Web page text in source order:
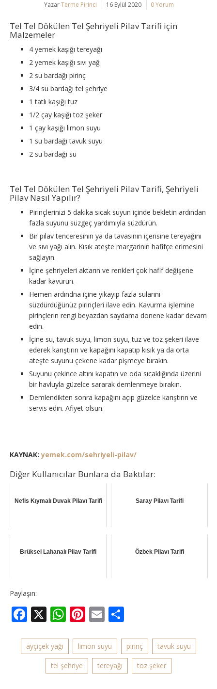
YazarTerme Pirinci 16 Eylül 2020 0 Yorum
Tel Tel Dökülen Tel Şehriyeli Pilav Tarifi için
Malzemeler
4 yemek kaşığı tereyağı
2 yemek kaşığı sıvı yağ
2 su bardağı pirinç
3/4 su bardağı tel şehriye
1 tatlı kaşığı tuz
1/2 çay kaşığı toz şeker
1 çay kaşığı limon suyu
1 su bardağı tavuk suyu
2 su bardağı su
Tel Tel Dökülen Tel Şehriyeli Pilav Tarifi, Şehriyeli
Pilav Nasıl Yapılır?
Pirinçlerinizi 5 dakika sıcak suyun içinde bekletin ardından
fazla suyunu süzgeç yardımıyla süzdürün.
Bir pilav tenceresinin ya da tavasının içerisine tereyağını
ve sıvı yağı alın. Kısık ateşte margarinin hafifçe erimesini
sağlayın.
İçine şehriyeleri aktarın ve renkleri çok hafif değişene
kadar kavurun.
Hemen ardındna içine yıkayıp fazla sularını
süzdürdüğünüz pirinçleri ilave edin. Kavurma işlemine
pirinçlerin rengi beyazdan saydama dönene kadar devam
edin.
İçine su, tavuk suyu, limon suyu, tuz ve toz şekeri ilave
ederek karıştırın ve kapağını kapatıp kısık ya da orta
ateşte suyunu çekene kadar pişmeye bırakın.
Suyunu çekince altını kapatın ve oda sıcaklığında üzerini
bir havluyla güzelce sararak demlenmeye bırakın.
Demlendikten sonra kapağını açıp güzelce karıştırın ve
servis edin. Afiyet olsun.
KAYNAK:yemek.com/sehriyeli-pilav/
Diğer Kullanıcılar Bunlara da Baktılar:
Nefis Kıymalı Duvak Pilavı Tarifi Saray Pilavı Tarifi
Brüksel Lahanalı Pilav Tarifi Özbek Pilavı Tarifi
Paylaşın:
Facebook
X WhatsApp
Pinterest
Email
ayçiçek yağı limon suyu pirinç tavuk suyu
tel şehriye tereyağı toz şeker